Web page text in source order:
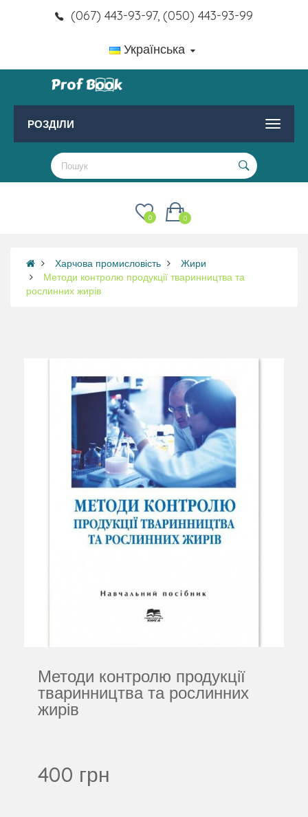
(067) 443-93-97, (050) 443-93-99
Українська
РОЗДІЛИ
0
0
Харчова промисловість
Жири
Методи контролю продукції тваринництва та
рослинних жирів
Методи контролю продукції
тваринництва та рослинних
жирів
400 грн